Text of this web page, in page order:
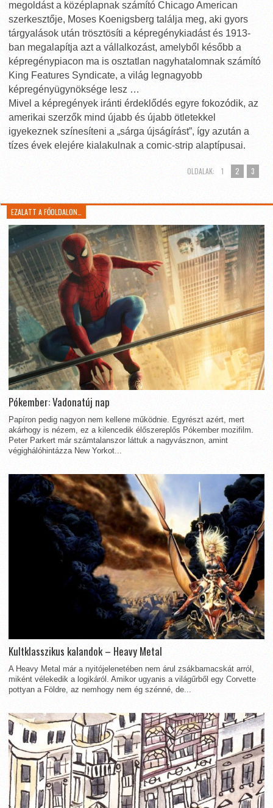
megoldást a középlapnak számító Chicago American
szerkesztője, Moses Koenigsberg találja meg, aki gyors
tárgyalások után trösztösíti a képregénykiadást és 1913-
ban megalapítja azt a vállalkozást, amelyből később a
képregénypiacon ma is osztatlan nagyhatalomnak számító
King Features Syndicate, a világ legnagyobb
képregényügynöksége lesz …
Mivel a képregények iránti érdeklődés egyre fokozódik, az
amerikai szerzők mind újabb és újabb ötletekkel
igyekeznek színesíteni a „sárga újságírást”, így azután a
tízes évek elejére kialakulnak a comic-strip alaptípusai.
OLDALAK: 1 2 3
EZALATT A FŐOLDALON…
Pókember: Vadonatúj nap
Papíron pedig nagyon nem kellene működnie. Egyrészt azért, mert
akárhogy is nézem, ez a kilencedik élőszereplős Pókember mozifilm.
Peter Parkert már számtalanszor láttuk a nagyvásznon, amint
végighálóhintázza New Yorkot...
Kultklasszikus kalandok – Heavy Metal
A Heavy Metal már a nyitójelenetében nem árul zsákbamacskát arról,
miként vélekedik a logikáról. Amikor ugyanis a világűrből egy Corvette
pottyan a Földre, az nemhogy nem ég szénné, de...